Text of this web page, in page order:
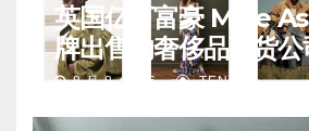
英国亿万富豪 Mike
牌出售的奢侈品百货
Nichols 正陷入“死亡螺
8 月 8, 2026 TENG